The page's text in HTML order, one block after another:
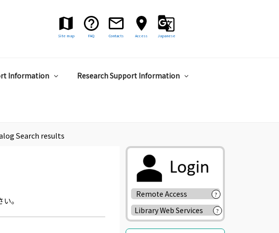
Site map FAQ Contacts Access Japanese
Information Research Support Information
Search results
。
Remote Access ?
Library Web Services ?